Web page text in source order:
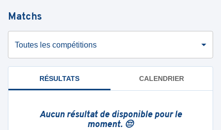
Matchs
Toutes les compétitions
RÉSULTATS CALENDRIER
Aucun résultat de disponible pour le
moment. 😔